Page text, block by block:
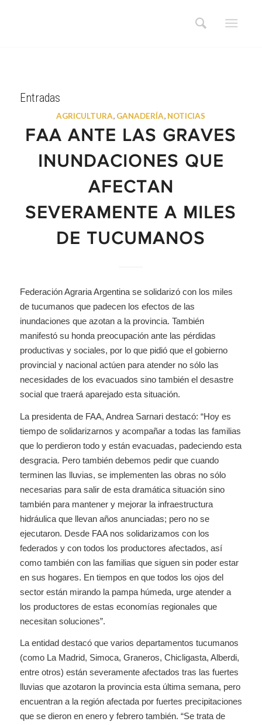
Entradas
AGRICULTURA, GANADERÍA, NOTICIAS
FAA ANTE LAS GRAVES
INUNDACIONES QUE
AFECTAN
SEVERAMENTE A MILES
DE TUCUMANOS
Federación Agraria Argentina se solidarizó con los miles
de tucumanos que padecen los efectos de las
inundaciones que azotan a la provincia. También
manifestó su honda preocupación ante las pérdidas
productivas y sociales, por lo que pidió que el gobierno
provincial y nacional actúen para atender no sólo las
necesidades de los evacuados sino también el desastre
social que traerá aparejado esta situación.
La presidenta de FAA, Andrea Sarnari destacó: “Hoy es
tiempo de solidarizarnos y acompañar a todas las familias
que lo perdieron todo y están evacuadas, padeciendo esta
desgracia. Pero también debemos pedir que cuando
terminen las lluvias, se implementen las obras no sólo
necesarias para salir de esta dramática situación sino
también para mantener y mejorar la infraestructura
hidráulica que llevan años anunciadas; pero no se
ejecutaron. Desde FAA nos solidarizamos con los
federados y con todos los productores afectados, así
como también con las familias que siguen sin poder estar
en sus hogares. En tiempos en que todos los ojos del
sector están mirando la pampa húmeda, urge atender a
los productores de estas economías regionales que
necesitan soluciones”.
La entidad destacó que varios departamentos tucumanos
(como La Madrid, Simoca, Graneros, Chicligasta, Alberdi,
entre otros) están severamente afectados tras las fuertes
lluvias que azotaron la provincia esta última semana, pero
encuentran a la región afectada por fuertes precipitaciones
que se dieron en enero y febrero también. “Se trata de